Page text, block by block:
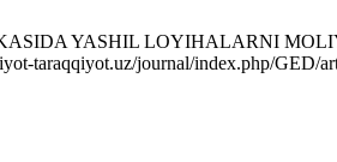
YASHIL LOYIHALARNI
taraqqiyot.uz/journal/index.php/GED/